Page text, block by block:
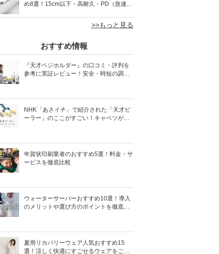
め8選！15cm以下・高耐久・PD（急速充
>>もっと見る
おすすめ情報
『天才ベジホルダー』の口コミ・評判を
参考に実証レビュー！安全・時短の調理
NHK「あさイチ」で紹介された「天才ピ
ーラー」のここがすごい！キャベツがほ
年賀状印刷業者のおすすめ5選！料金・サ
ービスを徹底比較
ウォーターサーバーおすすめ10選！導入
のメリットや選び方のポイントを徹底解
夏用リカバリーウェア人気おすすめ15
選！涼しく快適にすごせるウェアをご紹